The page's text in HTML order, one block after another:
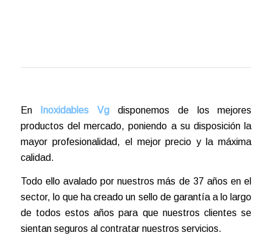
En Inoxidables Vgdisponemos de los mejores
productos del mercado, poniendo a su disposición la
mayor profesionalidad, el mejor precio y la máxima
calidad.
Todo ello avalado por nuestros más de 37 años en el
sector, lo que ha creado un sello de garantía a lo largo
de todos estos años para que nuestros clientes se
sientan seguros al contratar nuestros servicios.